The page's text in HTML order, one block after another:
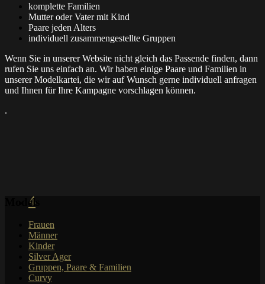
4
komplette Familien
Mutter oder Vater mit Kind
Paare jeden Alters
individuell zusammengestellte Gruppen
Wenn Sie in unserer Website nicht gleich das Passende finden, dann
rufen Sie uns einfach an. Wir haben einige Paare und Familien in
unserer Modelkartei, die wir auf Wunsch gerne individuell anfragen
und Ihnen für Ihre Kampagne vorschlagen können.
.
Models
Frauen
Männer
Kinder
Silver Ager
Gruppen, Paare & Familien
Curvy